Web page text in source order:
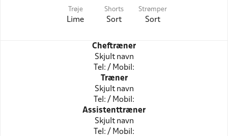
Trøje
Lime
Shorts
Sort
Strømper
Sort
Cheftræner
Skjult navn
Tel: / Mobil:
Træner
Skjult navn
Tel: / Mobil:
Assistenttræner
Skjult navn
Tel: / Mobil: